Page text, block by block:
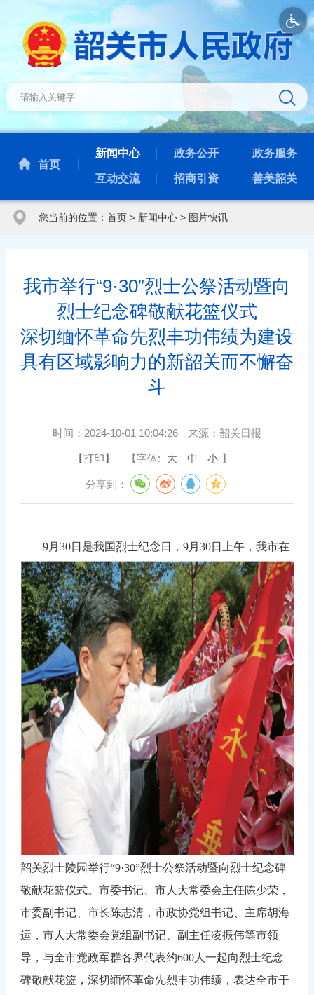
首页
新闻中心 政务公开 政务服务
互动交流 招商引资 善美韶关
您当前的位置： 首页> 新闻中心> 图片快讯
我市举行“9·30”烈士公祭活动暨向
烈士纪念碑敬献花篮仪式
深切缅怀革命先烈丰功伟绩为建设
具有区域影响力的新韶关而不懈奋
斗
时间： 2024-10-01 10:04:26 来源： 韶关日报
【打印】 【字体: 大 中 小 】
分享到：
9月30日是我国烈士纪念日，9月30日上午，我市在
韶关烈士陵园举行“9·30”烈士公祭活动暨向烈士纪念碑
敬献花篮仪式。市委书记、市人大常委会主任陈少荣，
市委副书记、市长陈志清，市政协党组书记、主席胡海
运，市人大常委会党组副书记、副主任凌振伟等市领
导，与全市党政军群各界代表约600人一起向烈士纪念
碑敬献花篮，深切缅怀革命先烈丰功伟绩，表达全市干